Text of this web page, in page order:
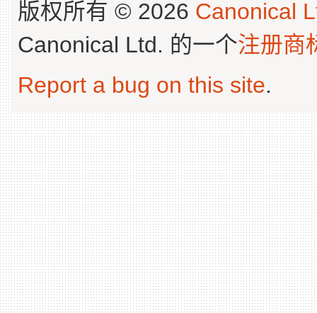
版权所有 © 2026 Canonical
Canonical Ltd. 的一个注册商
Report a bug on this site.